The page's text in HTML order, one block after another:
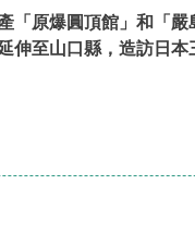
「原爆圓頂館」和「
伸至山口縣，造訪日本